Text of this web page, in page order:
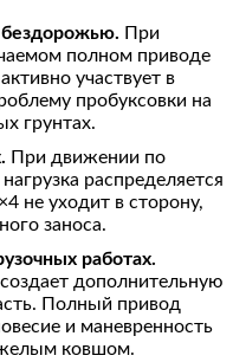
При
полном приводе
участвует в
пробуксовки на
грунтах.
При движении по
распределяется
не уходит в сторону,
заноса.
работах.
дополнительную
Полный привод
и маневренность
ковшом.